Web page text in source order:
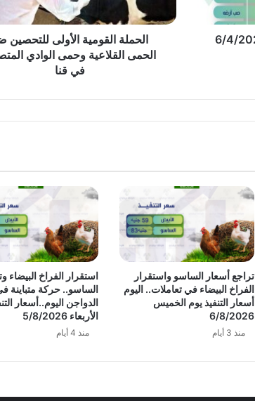
الوادي
المتصدعالحملة القومية الأولى للتحصين
الحمى القلاعية وحمى الوادي
في قنا
تراجع أسعار الساسو واستقرار
الفراخ البيضاء في تعاملات.. اليوم
أسعار التنفيذ يوم الخميس
6/8/2026
منذ 3 أيام
استقرار الفراخ البيضاء
الساسو.. حركة
الدواجن اليوم..أسعار
الأربعاء 5/8/2026
منذ 4 أيام